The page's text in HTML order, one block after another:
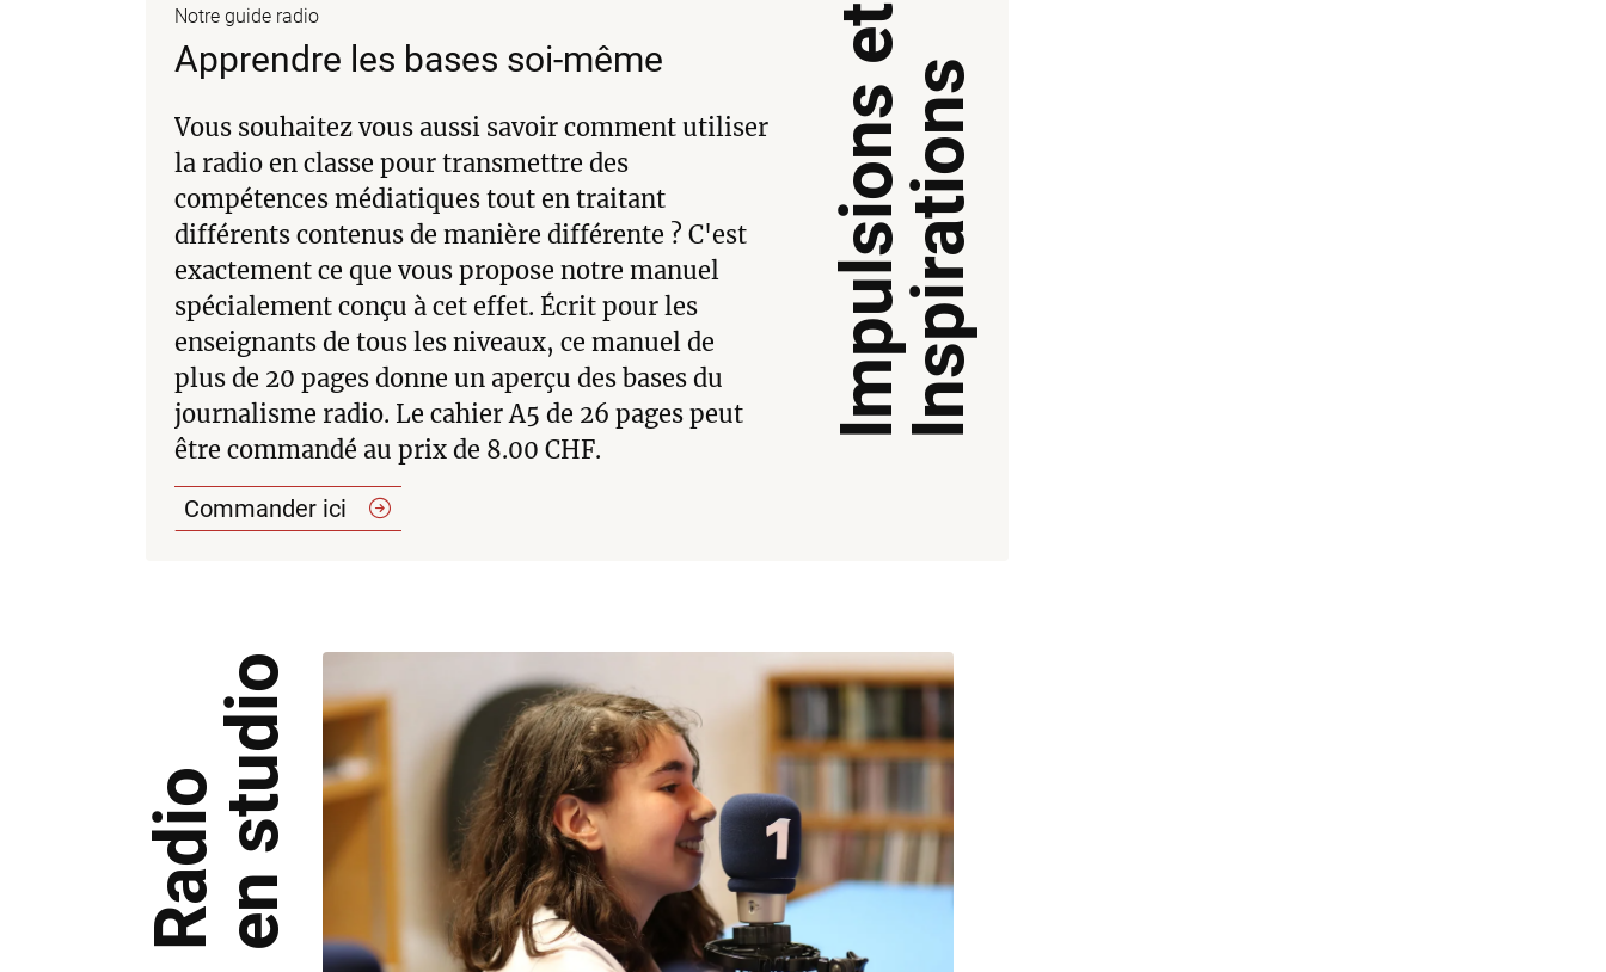
Impulsions etInspirations
Notre guide radio
Apprendre les bases soi-même
Vous souhaitez vous aussi savoir comment utiliser
la radio en classe pour transmettre des
compétences médiatiques tout en traitant
différents contenus de manière différente ? C'est
exactement ce que vous propose notre manuel
spécialement conçu à cet effet. Écrit pour les
enseignants de tous les niveaux, ce manuel de
plus de 20 pages donne un aperçu des bases du
journalisme radio. Le cahier A5 de 26 pages peut
être commandé au prix de 8.00 CHF.
Commander ici
Radioen studio